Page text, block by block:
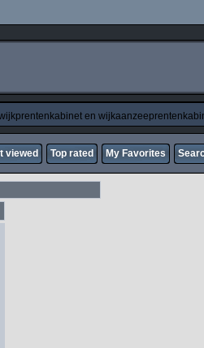
en
viewed Top rated My Favorites